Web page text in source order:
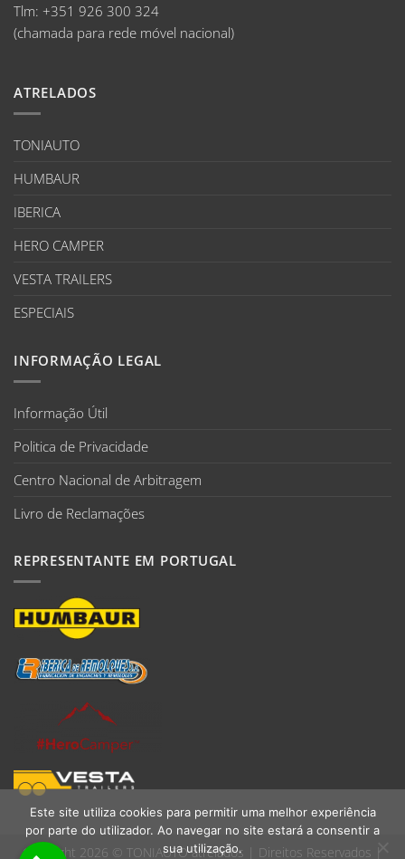
Tlm: +351 926 300 324
(chamada para rede móvel nacional)
ATRELADOS
TONIAUTO
HUMBAUR
IBERICA
HERO CAMPER
VESTA TRAILERS
ESPECIAIS
INFORMAÇÃO LEGAL
Informação Útil
Politica de Privacidade
Centro Nacional de Arbitragem
Livro de Reclamações
REPRESENTANTE EM PORTUGAL
Copyright 2026 © TONIAUTO atrelados | Direitos Reservados |
Este site utiliza cookies para permitir uma melhor experiência
por parte do utilizador. Ao navegar no site estará a consentir a
sua utilização.